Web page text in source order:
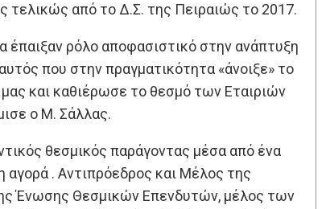
από το Δ.Σ. της Πειραιώς το 2017.
ρόλο αποφασιστικό στην ανάπτυξη
που στην πραγματικότητα «άνοιξε» το
και καθιέρωσε το θεσμό των Εταιριών
ο Μ. Σάλλας.
θεσμικός παράγοντας μέσα από ένα
. Αντιπρόεδρος και Μέλος της
Ένωσης Θεσμικών Επενδυτών, μέλος των